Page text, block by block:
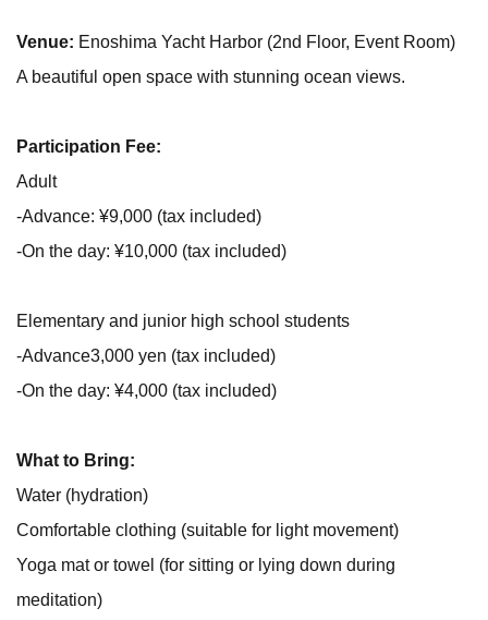
Venue: Enoshima Yacht Harbor (2nd Floor, Event Room)
A beautiful open space with stunning ocean views.
Participation Fee:
Adult
-Advance: ¥9,000 (tax included)
-On the day: ¥10,000 (tax included)
Elementary and junior high school students
-Advance3,000 yen (tax included)
-On the day: ¥4,000 (tax included)
What to Bring:
Water (hydration)
Comfortable clothing (suitable for light movement)
Yoga mat or towel (for sitting or lying down during
meditation)